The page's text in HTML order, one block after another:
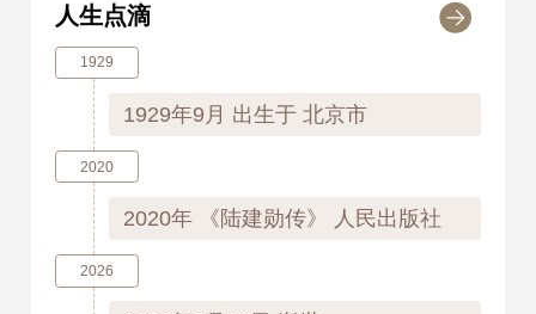
人生点滴
1929
1929年9月 出生于 北京市
2020
2020年 《陆建勋传》 人民出版社
2026